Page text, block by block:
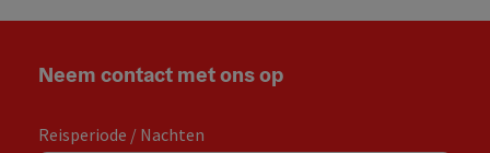
Neem contact met ons op
Reisperiode / Nachten